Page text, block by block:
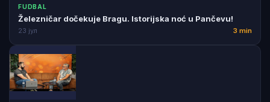
FUDBAL
Železničar dočekuje Bragu. Istorijska noć u Pančevu!
23 јул 3 min